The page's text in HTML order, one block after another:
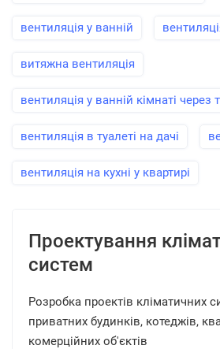
вентиляція у ванній
витяжна вентиляція
вентиляція у ванній кімнаті через
вентиляція в туалеті на дачі
вентиляція на кухні у квартирі
Проектування
систем
Розробка проектів кліматичних
приватних будинків, котеджів,
комерційних об'єктів